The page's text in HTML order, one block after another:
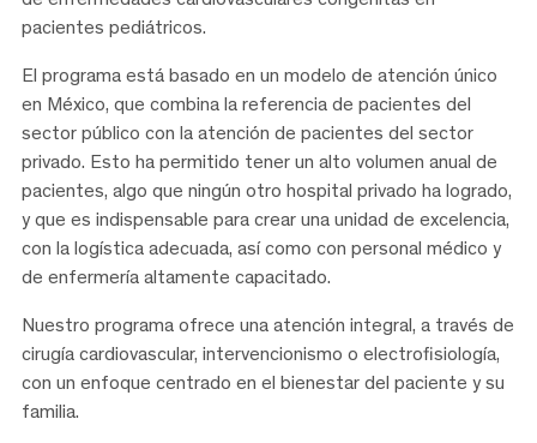
pacientes pediátricos.
El programa está basado en un modelo de atención único
en México, que combina la referencia de pacientes del
sector público con la atención de pacientes del sector
privado. Esto ha permitido tener un alto volumen anual de
pacientes, algo que ningún otro hospital privado ha logrado,
y que es indispensable para crear una unidad de excelencia,
con la logística adecuada, así como con personal médico y
de enfermería altamente capacitado.
Nuestro programa ofrece una atención integral, a través de
cirugía cardiovascular, intervencionismo o electrofisiología,
con un enfoque centrado en el bienestar del paciente y su
familia.